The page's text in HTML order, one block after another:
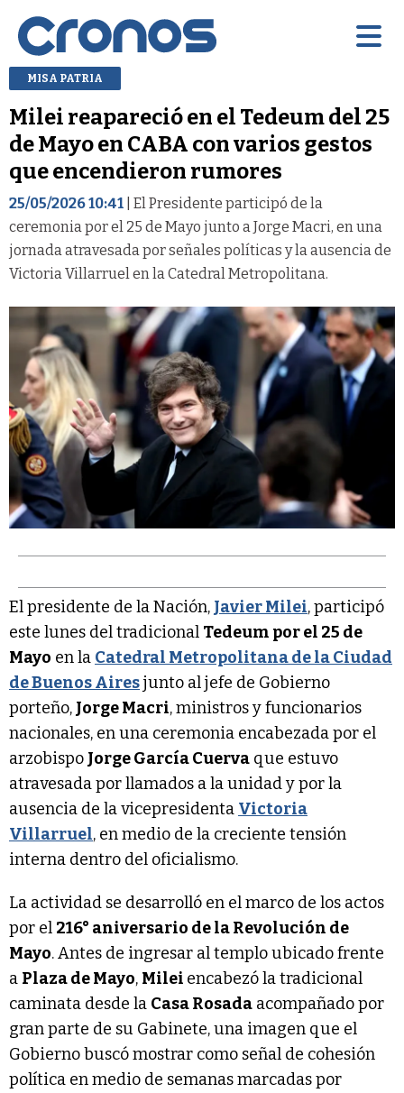
MISA PATRIA
Milei reapareció en el Tedeum del 25
de Mayo en CABA con varios gestos
que encendieron rumores
25/05/2026 10:41 | El Presidente participó de la
ceremonia por el 25 de Mayo junto a Jorge Macri, en una
jornada atravesada por señales políticas y la ausencia de
Victoria Villarruel en la Catedral Metropolitana.
El presidente de la Nación, Javier Milei, participó
este lunes del tradicional Tedeum por el 25 de
Mayo en la Catedral Metropolitana de la Ciudad
de Buenos Airesjunto al jefe de Gobierno
porteño, Jorge Macri, ministros y funcionarios
nacionales, en una ceremonia encabezada por el
arzobispo Jorge García Cuerva que estuvo
atravesada por llamados a la unidad y por la
ausencia de la vicepresidenta Victoria
Villarruel, en medio de la creciente tensión
interna dentro del oficialismo.
La actividad se desarrolló en el marco de los actos
por el 216° aniversario de la Revolución de
Mayo. Antes de ingresar al templo ubicado frente
a Plaza de Mayo, Milei encabezó la tradicional
caminata desde la Casa Rosada acompañado por
gran parte de su Gabinete, una imagen que el
Gobierno buscó mostrar como señal de cohesión
política en medio de semanas marcadas por